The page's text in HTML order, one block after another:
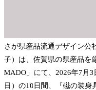
さが県産品流通デザイン公
子）は、佐賀県の県産品を
MADO」にて、2026年7月
日）の10日間、『磁の装身